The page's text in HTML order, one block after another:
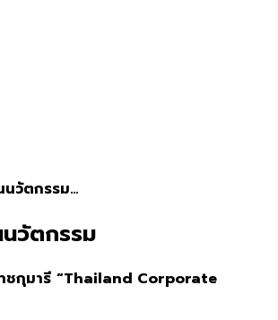
นวัตกรรม…
วัตกรรม
ชกุมารี “Thailand Corporate